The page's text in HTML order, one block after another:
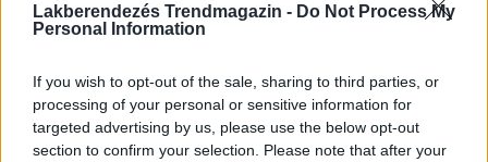
Lakberendezés Trendmagazin - Do Not Process My
Personal Information
If you wish to opt-out of the sale, sharing to third parties, or
processing of your personal or sensitive information for
targeted advertising by us, please use the below opt-out
section to confirm your selection. Please note that after your